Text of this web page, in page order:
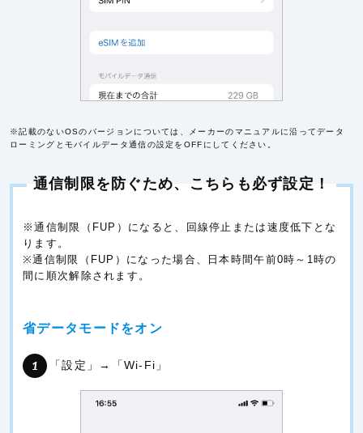
※記載のないOSのバージョンについては、メーカーのマニュアルに沿ってデータ
ローミングとモバイルデータ通信の設定をOFFにしてください。
通信制限を防ぐため、こちらも必ず設定！
※通信制限（FUP）になると、回線停止または速度低下とな
ります。
※通信制限（FUP）になった場合、日本時間午前0時～1時の
間に順次解除されます。
省データモードをオン
「設定」→「Wi-Fi」